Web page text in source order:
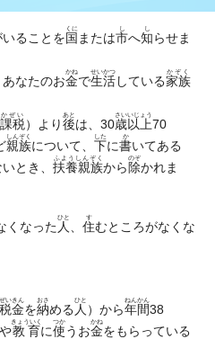
いることを 国
くに
または市
し
へ知
し
らせま
なたのお金
かね
で生活
せいかつ
している家族
かぞく
税
ぜい
）より 後
あと
は、30歳以上
さいいじょう
70
親族
しんぞく
について、 下
した
に書
か
いてある
とき、 扶養親族
ふようしんぞく
から 除
のぞ
かれま
くなった 人
ひと
、 住
す
むところがなくな
税金
ぜいきん
を納
おさ
める 人
ひと
）から年間
ねんかん
38
や教育
きょういく
に使
つか
うお金
かね
をもらっている